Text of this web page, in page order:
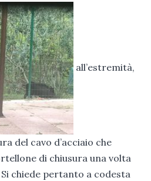
all’estremità,
del cavo d’acciaio che
di chiusura una volta
chiede pertanto a codesta